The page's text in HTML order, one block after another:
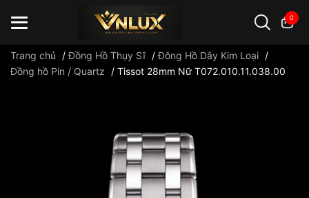
0
Trang chủ /Đồng Hồ Thụy Sĩ /Đông Hồ Dây Kim Loại /
Đồng hồ Pin / Quartz
/ Tissot 28mm Nữ T072.010.11.038.00